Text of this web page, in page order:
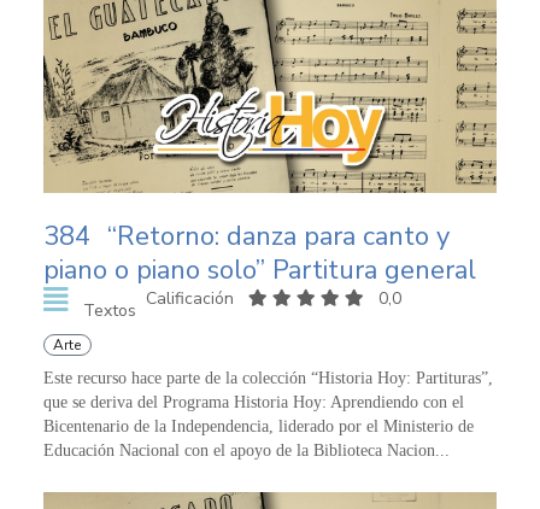
384 “Retorno: danza para canto y
piano o piano solo” Partitura general
Textos
Calificación 0,0
Arte
Este recurso hace parte de la colección “Historia Hoy: Partituras”,
que se deriva del Programa Historia Hoy: Aprendiendo con el
Bicentenario de la Independencia, liderado por el Ministerio de
Educación Nacional con el apoyo de la Biblioteca Nacion...